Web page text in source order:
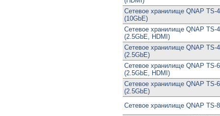
Сетевое хранилище QNAP TS-
(10GbE)
Сетевое хранилище QNAP TS-
(2.5GbE, HDMI)
Сетевое хранилище QNAP TS-
(2.5GbE)
Сетевое хранилище QNAP TS-
(2.5GbE, HDMI)
Сетевое хранилище QNAP TS-
(2.5GbE)
Сетевое хранилище QNAP TS-